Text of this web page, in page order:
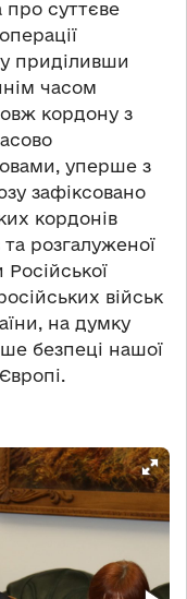
про суттєве
приділивши
часом
кордону з
уперше з
зафіксовано
кордонів
розгалуженої
військ
на думку
безпеці нашої